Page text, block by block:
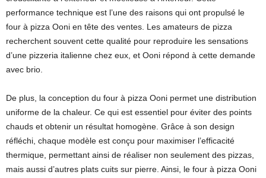
performance technique est l’une des raisons qui ont propulsé le
four à pizza Ooni en tête des ventes. Les amateurs de pizza
recherchent souvent cette qualité pour reproduire les sensations
d’une pizzeria italienne chez eux, et Ooni répond à cette demande
avec brio.
De plus, la conception du four à pizza Ooni permet une distribution
uniforme de la chaleur. Ce qui est essentiel pour éviter des points
chauds et obtenir un résultat homogène. Grâce à son design
réfléchi, chaque modèle est conçu pour maximiser l’efficacité
thermique, permettant ainsi de réaliser non seulement des pizzas,
mais aussi d’autres plats cuits sur pierre. Ainsi, le four à pizza Ooni